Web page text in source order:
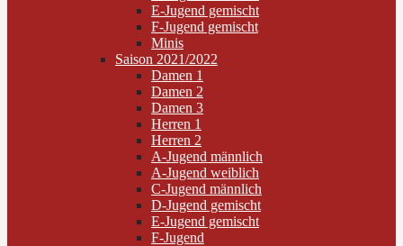
E-Jugend gemischt
F-Jugend gemischt
Minis
Saison 2021/2022
Damen 1
Damen 2
Damen 3
Herren 1
Herren 2
A-Jugend männlich
A-Jugend weiblich
C-Jugend männlich
D-Jugend gemischt
E-Jugend gemischt
F-Jugend